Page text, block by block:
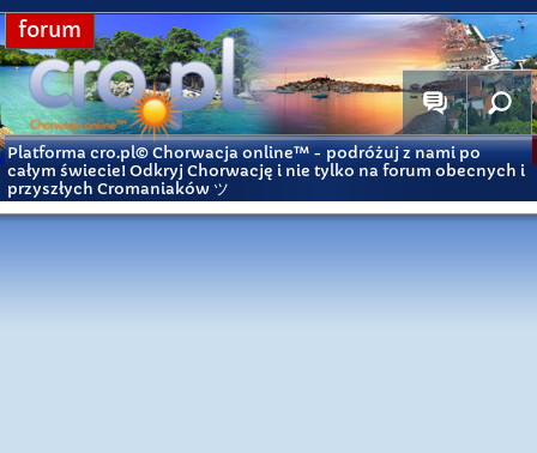
forum
Platforma cro.pl© Chorwacja online™ - podróżuj z nami po
całym świecie! Odkryj Chorwację i nie tylko na forum obecnych i
przyszłych Cromaniaków ツ